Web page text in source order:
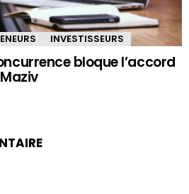
INVESTISSEURS
bloque l’accord